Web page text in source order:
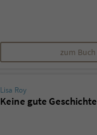
zum Buch
Lisa Roy
Keine gute Geschichte